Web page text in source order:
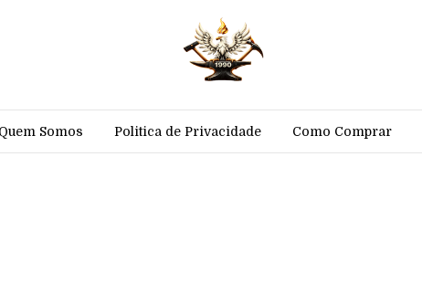
Quem Somos Politica de Privacidade Como Comprar